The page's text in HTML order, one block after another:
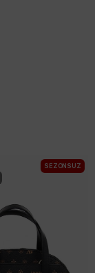
SEZONSUZ